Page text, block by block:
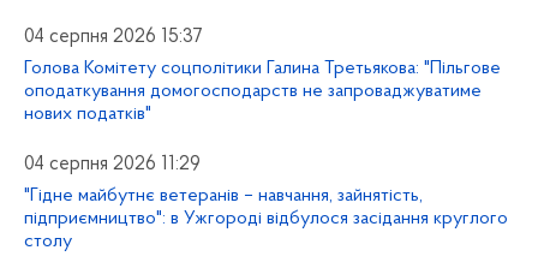
04 серпня 2026 15:37
Голова Комітету соцполітики Галина Третьякова: "Пільгове
оподаткування домогосподарств не запроваджуватиме
нових податків"
04 серпня 2026 11:29
"Гідне майбутнє ветеранів – навчання, зайнятість,
підприємництво": в Ужгороді відбулося засідання круглого
столу